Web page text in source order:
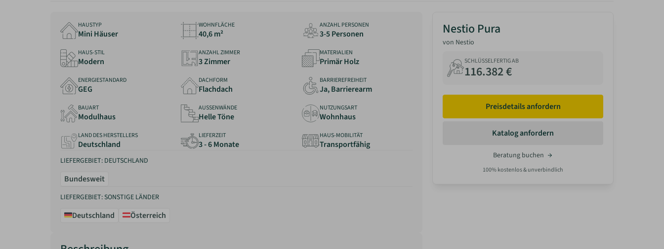
HAUSTYP
Mini Häuser
WOHNFLÄCHE
40,6 m²
ANZAHL PERSONEN
3-5 Personen
HAUS-STIL
Modern
ANZAHL ZIMMER
3 Zimmer
MATERIALIEN
Primär Holz
ENERGIESTANDARD
GEG
DACHFORM
Flachdach
BARRIEREFREIHEIT
Ja, Barrierearm
BAUART
Modulhaus
AUSSENWÄNDE
Helle Töne
NUTZUNGSART
Wohnhaus
LAND DES HERSTELLERS
Deutschland
LIEFERZEIT
3 - 6 Monate
HAUS-MOBILITÄT
Transportfähig
LIEFERGEBIET: DEUTSCHLAND
Bundesweit
LIEFERGEBIET: SONSTIGE LÄNDER
Deutschland Österreich
Nestio Pura
von Nestio
SCHLÜSSELFERTIG AB
116.382 €
Preisdetails anfordern
Katalog anfordern
Beratung buchen
100% kostenlos & unverbindlich